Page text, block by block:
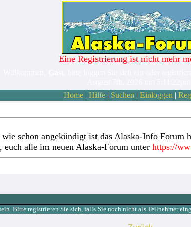
Eine Registrierung ist nicht mehr
Home| Hilfe| Suchen | Einloggen |
schon angekündigt ist das Alaska-Info Forum
alle im neuen Alaska-Forum unter https://
Bitte registrieren Sie sich, falls Sie noch nicht als Teilnehmer